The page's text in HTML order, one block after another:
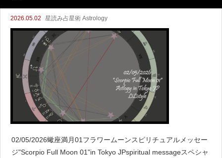
2026.05.02 星読み占星術 Astrology
02/05/2026蠍座満月01フラワームーンスピリチュアルメッセー
ジ"Scorpio Full Moon 01"in Tokyo JPspiritual messageスペシャ